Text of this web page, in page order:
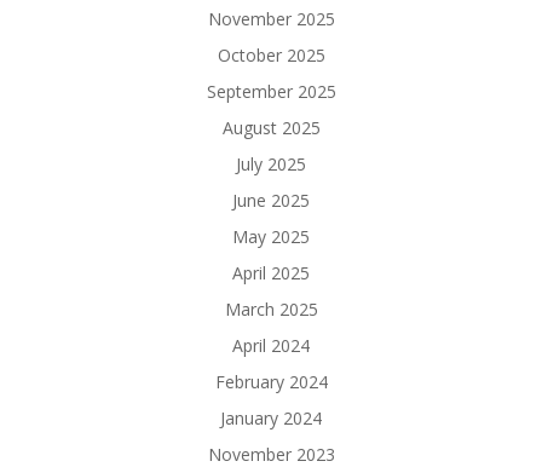
November 2025
October 2025
September 2025
August 2025
July 2025
June 2025
May 2025
April 2025
March 2025
April 2024
February 2024
January 2024
November 2023